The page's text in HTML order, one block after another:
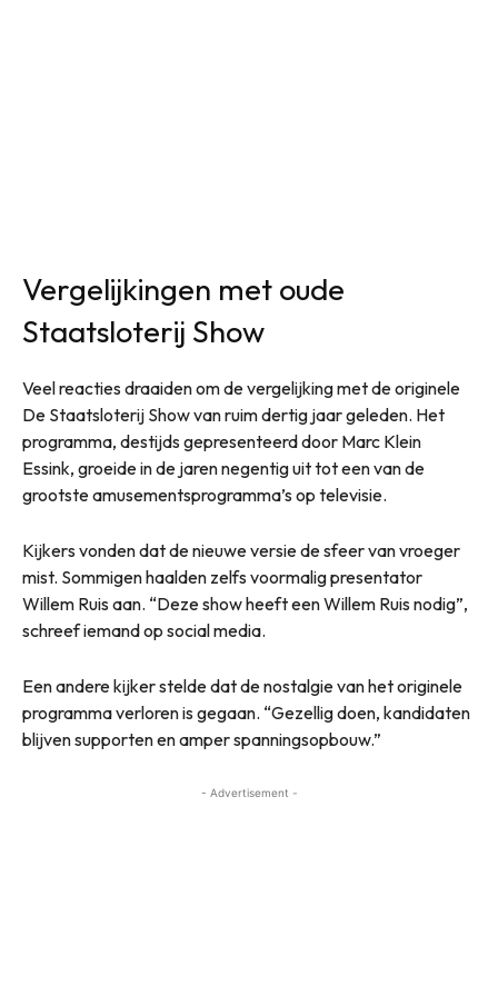
Vergelijkingen met oude
Staatsloterij Show
Veel reacties draaiden om de vergelijking met de originele
De Staatsloterij Show van ruim dertig jaar geleden. Het
programma, destijds gepresenteerd door Marc Klein
Essink, groeide in de jaren negentig uit tot een van de
grootste amusementsprogramma’s op televisie.
Kijkers vonden dat de nieuwe versie de sfeer van vroeger
mist. Sommigen haalden zelfs voormalig presentator
Willem Ruis aan. “Deze show heeft een Willem Ruis nodig”,
schreef iemand op social media.
Een andere kijker stelde dat de nostalgie van het originele
programma verloren is gegaan. “Gezellig doen, kandidaten
blijven supporten en amper spanningsopbouw.”
- Advertisement -